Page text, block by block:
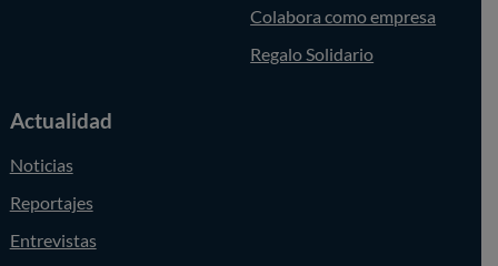
Colabora como empresa
Regalo Solidario
Actualidad
Noticias
Reportajes
Entrevistas